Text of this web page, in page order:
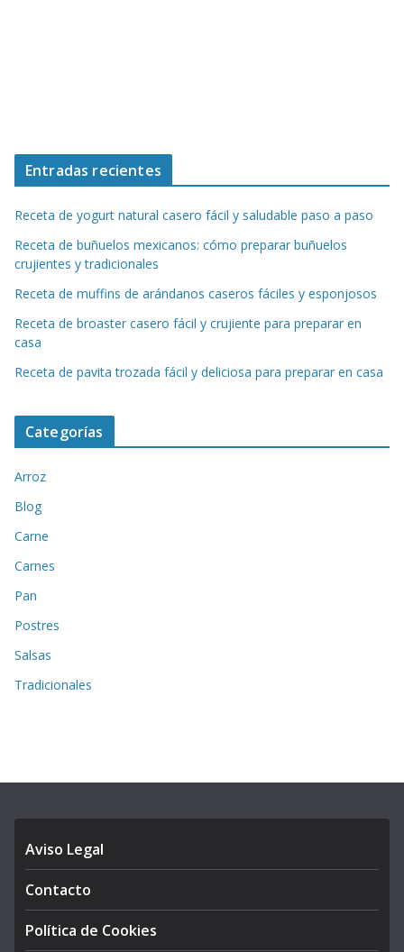
Entradas recientes
Receta de yogurt natural casero fácil y saludable paso a paso
Receta de buñuelos mexicanos: cómo preparar buñuelos
crujientes y tradicionales
Receta de muffins de arándanos caseros fáciles y esponjosos
Receta de broaster casero fácil y crujiente para preparar en
casa
Receta de pavita trozada fácil y deliciosa para preparar en casa
Categorías
Arroz
Blog
Carne
Carnes
Pan
Postres
Salsas
Tradicionales
Aviso Legal
Contacto
Política de Cookies